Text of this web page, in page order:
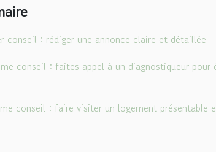
conseil : rédiger une annonce claire et détaillée
conseil : faites appel à un diagnostiqueur
conseil : faire visiter un logement présentable